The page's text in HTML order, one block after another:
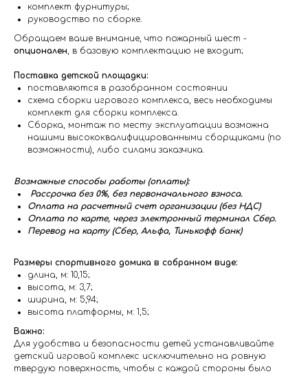
комплект фурнитуры;
руководство по сборке.
Обращаем ваше внимание, что пожарный шест -
опционален, в базовую комплектацию не входит;
Поставка детской площадки:
поставляются в разобранном состоянии
схема сборки игрового комплекса, весь необходимы
комплект для сборки комплекса.
Сборка, монтаж по месту эксплуатации возможна
нашими высококвалифицированными сборщиками (по
возможности), либо силами заказчика.
Возможные способы работы (оплаты):
Рассрочка без 0%, без первоначального взноса.
Оплата на расчетный счет организации (без НДС)
Оплата по карте, через электронный терминал Сбер.
Перевод на карту (Сбер, Альфа, Тинькофф банк)
Размеры спортивного домика в собранном виде:
длина, м: 10,15;
высота, м: 3,7;
ширина, м: 5,94;
высота платформы, м: 1,5;
Важно:
Для удобства и безопасности детей устанавливайте
детский игровой комплекс исключительно на ровную
твердую поверхность, чтобы с каждой стороны было